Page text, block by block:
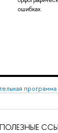
ошибках.
программа
ПОЛЕЗНЫЕ